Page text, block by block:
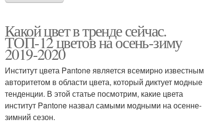
Какой цвет в тренде сейчас.
ТОП-12 цветов на осень-зиму
2019-2020
Институт цвета Pantone является всемирно известным
авторитетом в области цвета, который диктует модные
тенденции. В этой статье посмотрим, какие цвета
институт Pantone назвал самыми модными на осенне-
зимний сезон.